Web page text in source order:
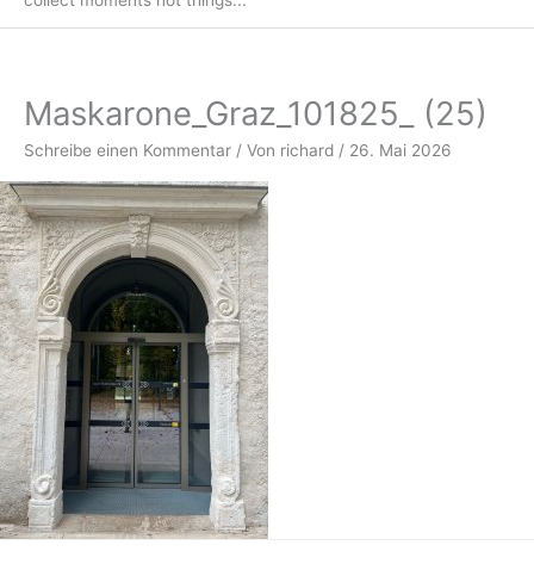
Maskarone_Graz_101825_ (25)
Schreibe einen Kommentar / Von richard / 26. Mai 2026